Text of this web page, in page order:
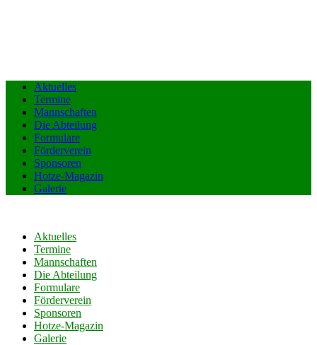
Aktuelles
Termine
Mannschaften
Die Abteilung
Formulare
Förderverein
Sponsoren
Hotze-Magazin
Galerie
Aktuelles
Termine
Mannschaften
Die Abteilung
Formulare
Förderverein
Sponsoren
Hotze-Magazin
Galerie